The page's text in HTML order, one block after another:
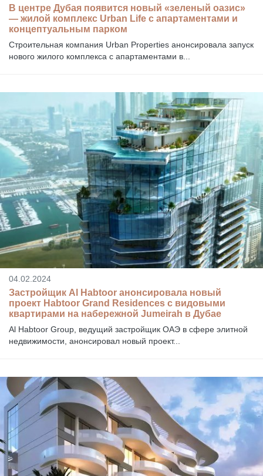
В центре Дубая появится новый «зеленый оазис»
— жилой комплекс Urban Life с апартаментами и
концептуальным парком
Строительная компания Urban Properties анонсировала запуск
нового жилого комплекса с апартаментами в...
04.02.2024
Застройщик Al Habtoor анонсировала новый
проект Habtoor Grand Residences с видовыми
квартирами на набережной Jumeirah в Дубае
Al Habtoor Group, ведущий застройщик ОАЭ в сфере элитной
недвижимости, анонсировал новый проект...